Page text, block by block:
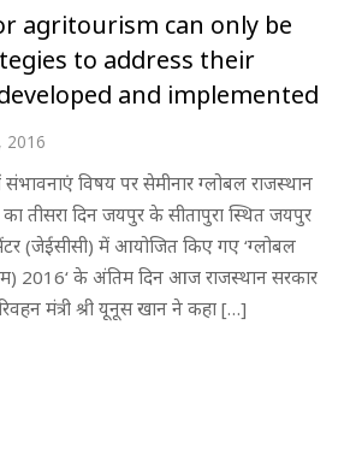
agritourism can only be
to address their
and implemented
2016
विषय पर सेमीनार ग्लोबल राजस्थान
का तीसरा दिन जयपुर के सीतापुरा स्थित जयपुर
(जेईसीसी) में आयोजित किए गए ‘ग्लोबल
2016‘ के अंतिम दिन आज राजस्थान सरकार
मंत्री श्री यूनूस खान ने कहा […]